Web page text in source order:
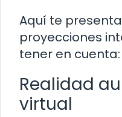
Aquí te
proyecciones
tener en cuenta:
Realidad
virtual